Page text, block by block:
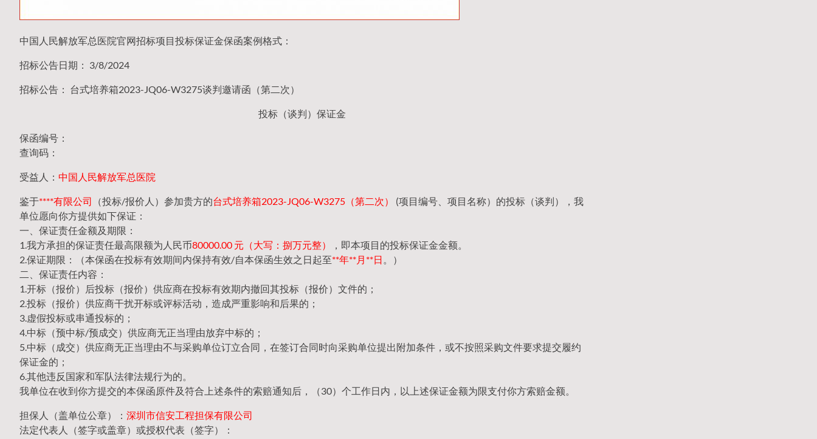
中国人民解放军总医院官网招标项目投标保证金保函案例格式：
招标公告日期： 3/8/2024
招标公告： 台式培养箱2023-JQ06-W3275谈判邀请函（第二次）
投标（谈判）保证金
保函编号：
查询码：
受益人： 中国人民解放军总医院
鉴于****有限公司 （投标/报价人）参加贵方的台式培养箱2023-JQ06-W3275（第二次）
(项目编号、项目名称）的投标（谈判），我
单位愿向你方提供如下保证：
一、保证责任金额及期限：
1.我方承担的保证责任最高限额为人民币80000.00 元（大写：捌万元整）
，即本项目的投标保证金金额。
2.保证期限：（本保函在投标有效期间内保持有效/自本保函生效之日起至**年**月**日 。）
二、保证责任内容：
1.开标（报价）后投标（报价）供应商在投标有效期内撤回其投标（报价）文件的；
2.投标（报价）供应商干扰开标或评标活动，造成严重影响和后果的；
3.虚假投标或串通投标的；
4.中标（预中标/预成交）供应商无正当理由放弃中标的；
5.中标（成交）供应商无正当理由不与采购单位订立合同，在签订合同时向采购单位提出附加条件，或不按照采购文件要求提交履约
保证金的；
6.其他违反国家和军队法律法规行为的。
我单位在收到你方提交的本保函原件及符合上述条件的索赔通知后，（30）个工作日内，以上述保证金额为限支付你方索赔金额。
担保人（盖单位公章）： 深圳市信安工程担保有限公司
法定代表人（签字或盖章）或授权代表（签字）：